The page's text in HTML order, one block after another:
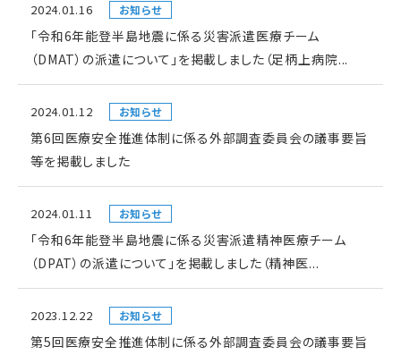
2024.01.16 お知らせ
「令和6年能登半島地震に係る災害派遣医療チーム
（DMAT）の派遣について」を掲載しました（足柄上病院...
2024.01.12 お知らせ
第6回医療安全推進体制に係る外部調査委員会の議事要旨
等を掲載しました
2024.01.11 お知らせ
「令和6年能登半島地震に係る災害派遣精神医療チーム
（DPAT）の派遣について」を掲載しました（精神医...
2023.12.22 お知らせ
第5回医療安全推進体制に係る外部調査委員会の議事要旨